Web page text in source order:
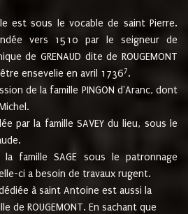
est sous le vocable de saint Pierre.
vers 1510 par le seigneur de
de GRENAUD dite de ROUGEMONT
ensevelie en avril 17367.
de la famille PINGON d'Aranc, dont
par la famille SAVEY du lieu, sous le
famille SAGE sous le patronnage
ci a besoin de travaux rugent.
à saint Antoine est aussi la
de ROUGEMONT. En sachant que